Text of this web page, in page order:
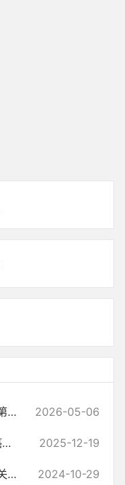
总口农场第十届职工代表大会第四次会议召开 2026-05-06
总口管理区召开2025年度肺癌早筛工作部署会 全力推进“医政联动”公益筛... 2025-12-19
中共潜江市总口管理区委员会关于学习贯彻党的二十届三中全会精神专题研... 2024-10-29